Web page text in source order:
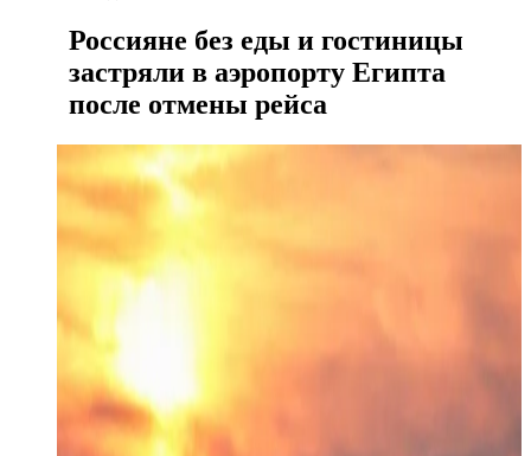
Россияне без еды и гостиницы
застряли в аэропорту Египта
после отмены рейса